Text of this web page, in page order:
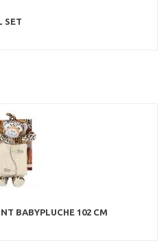
SET
BABYPLUCHE 102 CM